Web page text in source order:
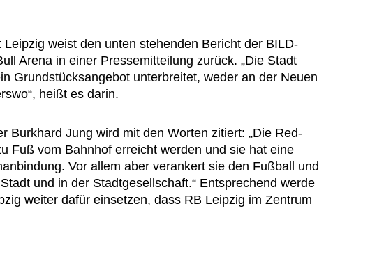
Leipzig weist den unten stehenden Bericht der BILD-
Arena in einer Pressemitteilung zurück. „Die Stadt
Grundstücksangebot unterbreitet, weder an der Neuen
heißt es darin.
Burkhard Jung wird mit den Worten zitiert: „Die Red-
Fuß vom Bahnhof erreicht werden und sie hat eine
Vor allem aber verankert sie den Fußball und
und in der Stadtgesellschaft.“ Entsprechend werde
weiter dafür einsetzen, dass RB Leipzig im Zentrum